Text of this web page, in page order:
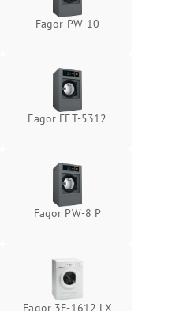
Fagor PW-10
Fagor FET-5312
Fagor PW-8 P
Fagor 3F-1612 LX